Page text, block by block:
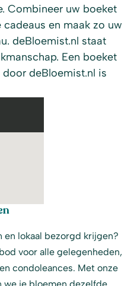
Combineer uw boeket
en maak zo uw
deBloemist.nl staat
Een boeket
deBloemist.nl is
en lokaal bezorgd krijgen?
voor alle gelegenheden,
condoleances. Met onze